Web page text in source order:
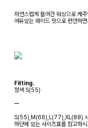
자연스럽게 들어간 워싱으로 캐
여유있는 와이드 핏으로 편안하
Fitting.
청색 S(55)
ㅡ
S(55),M(66),L(77),XL(88) 사
하단에 있는 사이즈표를 참고하